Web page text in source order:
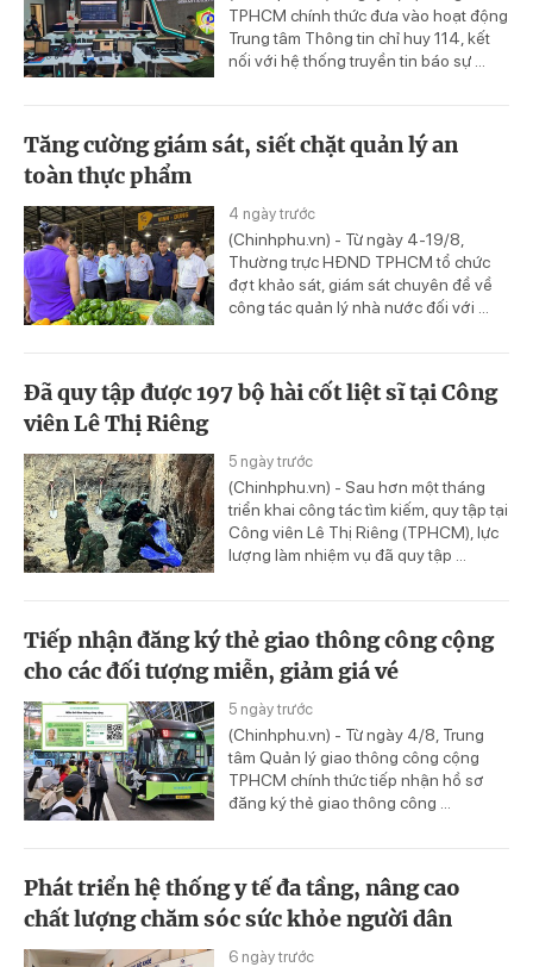
TPHCM chính thức đưa vào hoạt động
Trung tâm Thông tin chỉ huy 114, kết
nối với hệ thống truyền tin báo sự ...
Tăng cường giám sát, siết chặt quản lý an
toàn thực phẩm
4 ngày trước
(Chinhphu.vn) - Từ ngày 4-19/8,
Thường trực HĐND TPHCM tổ chức
đợt khảo sát, giám sát chuyên đề về
công tác quản lý nhà nước đối với ...
Đã quy tập được 197 bộ hài cốt liệt sĩ tại Công
viên Lê Thị Riêng
5 ngày trước
(Chinhphu.vn) - Sau hơn một tháng
triển khai công tác tìm kiếm, quy tập tại
Công viên Lê Thị Riêng (TPHCM), lực
lượng làm nhiệm vụ đã quy tập ...
Tiếp nhận đăng ký thẻ giao thông công cộng
cho các đối tượng miễn, giảm giá vé
5 ngày trước
(Chinhphu.vn) - Từ ngày 4/8, Trung
tâm Quản lý giao thông công cộng
TPHCM chính thức tiếp nhận hồ sơ
đăng ký thẻ giao thông công ...
Phát triển hệ thống y tế đa tầng, nâng cao
chất lượng chăm sóc sức khỏe người dân
6 ngày trước